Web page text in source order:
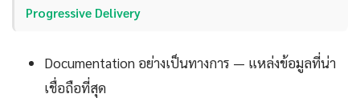
Progressive Delivery
Documentation อย่างเป็นทางการ — แหล่งข้อมูลที่น่า
เชื่อถือที่สุด